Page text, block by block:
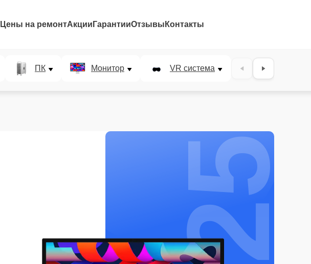
Цены на ремонтАкции ГарантииОтзывы Контакты
ПК Монитор VR система Наушники
25%